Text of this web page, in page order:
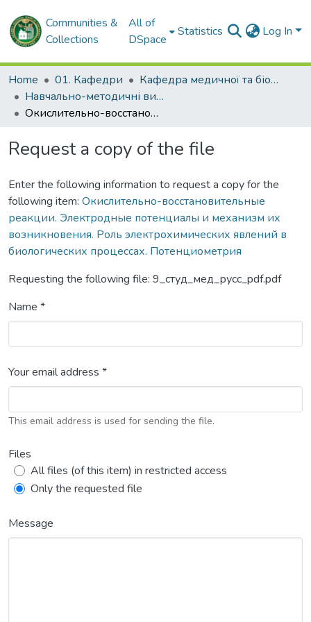
Communities &
Collections
All of
DSpace
Statistics Log In
Home 01. Кафедри
Кафедра медичної та біоорганічної хімії
Навчально-методичні видання. Кафедра медичної та біоорганічної хімії
Окислительно-восстановительные реакции. Электродные потенциалы и механизм их возникновения. Роль электрохимических явлений в биологических процессах. Потенциометрия
Request a copy of the file
Enter the following information to request a copy for the
following item: Окислительно-восстановительные
реакции. Электродные потенциалы и механизм их
возникновения. Роль электрохимических явлений в
биологических процессах. Потенциометрия
Requesting the following file: 9_студ_мед_русс_pdf.pdf
Name *
Your email address *
This email address is used for sending the file.
Files
All files (of this item) in restricted access
Only the requested file
Message